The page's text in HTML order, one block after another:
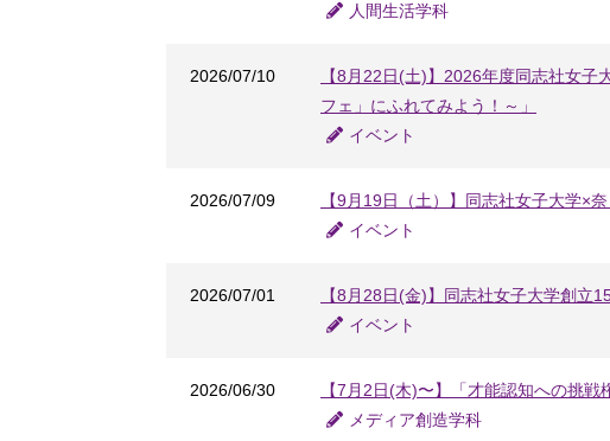
人間生活学科
2026/07/10
【8月22日(土)】2026年度同志社女
フェ」にふれてみよう！～」
イベント
2026/07/09
【9月19日（土）】同志社女子大学×
イベント
2026/07/01
【8月28日(金)】同志社女子大学創立
イベント
2026/06/30
【7月2日(木)〜】「才能認知への挑
メディア創造学科